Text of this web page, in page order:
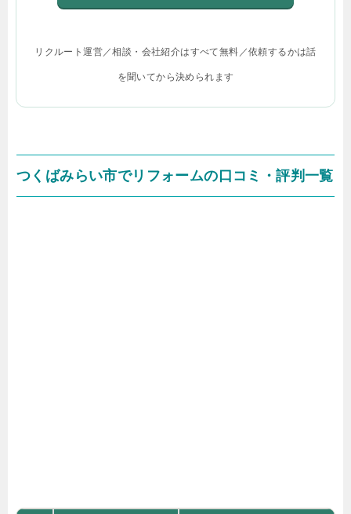
リクルート運営／相談・会社紹介はすべて無料／依頼するかは話
を聞いてから決められます
つくばみらい市でリフォームの口コミ・評判一覧